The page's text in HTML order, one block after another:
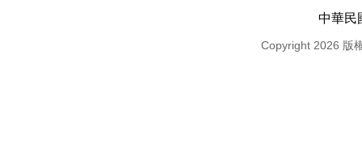
中華民
Copyright 2026 版